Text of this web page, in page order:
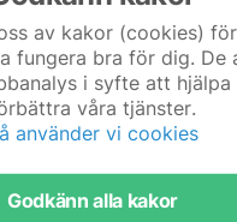
av kakor (cookies)
fungera bra för dig. De
i syfte att hjälpa
våra tjänster.
använder vi cookies
Godkänn alla kakor